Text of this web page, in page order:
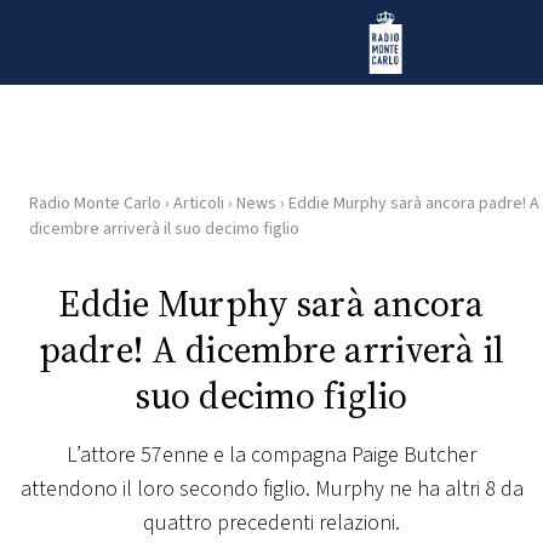
Radio Monte Carlo
HOME
RADIO
WEB
RADIO
PLAYLIST
Radio Monte Carlo › Articoli › News › Eddie Murphy sarà ancora padre! A
dicembre arriverà il suo decimo figlio
Eddie Murphy sarà ancora
padre! A dicembre arriverà il
suo decimo figlio
L’attore 57enne e la compagna Paige Butcher
attendono il loro secondo figlio. Murphy ne ha altri 8 da
quattro precedenti relazioni.